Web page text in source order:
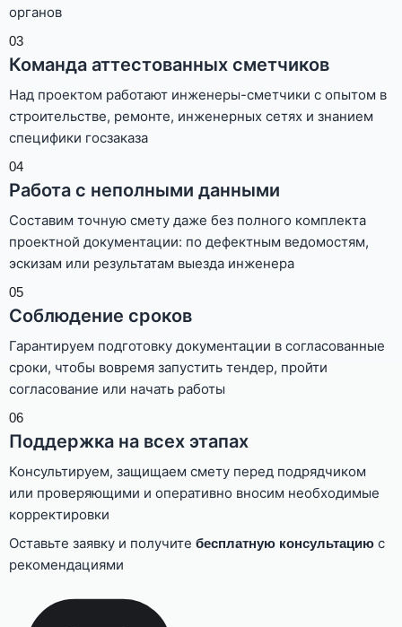
органов
03
Команда аттестованных сметчиков
Над проектом работают инженеры-сметчики с опытом в
строительстве, ремонте, инженерных сетях и знанием
специфики госзаказа
04
Работа с неполными данными
Составим точную смету даже без полного комплекта
проектной документации: по дефектным ведомостям,
эскизам или результатам выезда инженера
05
Соблюдение сроков
Гарантируем подготовку документации в согласованные
сроки, чтобы вовремя запустить тендер, пройти
согласование или начать работы
06
Поддержка на всех этапах
Консультируем, защищаем смету перед подрядчиком
или проверяющими и оперативно вносим необходимые
корректировки
Оставьте заявку и получите бесплатную консультацию с
рекомендациями